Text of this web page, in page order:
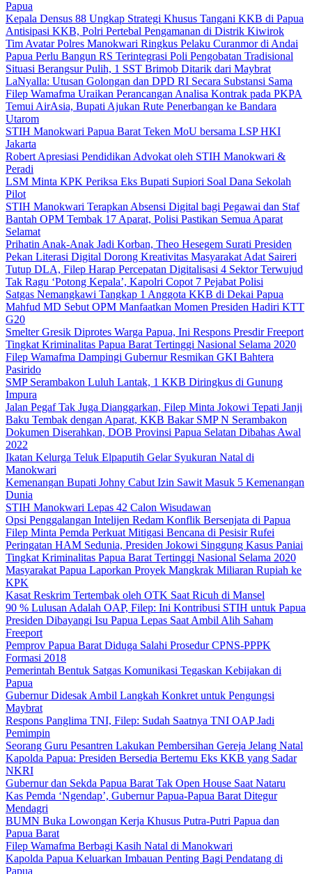
Papua
Kepala Densus 88 Ungkap Strategi Khusus Tangani KKB di Papua
Antisipasi KKB, Polri Pertebal Pengamanan di Distrik Kiwirok
Tim Avatar Polres Manokwari Ringkus Pelaku Curanmor di Andai
Papua Perlu Bangun RS Terintegrasi Poli Pengobatan Tradisional
Situasi Berangsur Pulih, 1 SST Brimob Ditarik dari Maybrat
LaNyalla: Utusan Golongan dan DPD RI Secara Substansi Sama
Filep Wamafma Uraikan Perancangan Analisa Kontrak pada PKPA
Temui AirAsia, Bupati Ajukan Rute Penerbangan ke Bandara
Utarom
STIH Manokwari Papua Barat Teken MoU bersama LSP HKI
Jakarta
Robert Apresiasi Pendidikan Advokat oleh STIH Manokwari &
Peradi
LSM Minta KPK Periksa Eks Bupati Supiori Soal Dana Sekolah
Pilot
STIH Manokwari Terapkan Absensi Digital bagi Pegawai dan Staf
Bantah OPM Tembak 17 Aparat, Polisi Pastikan Semua Aparat
Selamat
Prihatin Anak-Anak Jadi Korban, Theo Hesegem Surati Presiden
Pekan Literasi Digital Dorong Kreativitas Masyarakat Adat Saireri
Tutup DLA, Filep Harap Percepatan Digitalisasi 4 Sektor Terwujud
Tak Ragu ‘Potong Kepala’, Kapolri Copot 7 Pejabat Polisi
Satgas Nemangkawi Tangkap 1 Anggota KKB di Dekai Papua
Mahfud MD Sebut OPM Manfaatkan Momen Presiden Hadiri KTT
G20
Smelter Gresik Diprotes Warga Papua, Ini Respons Presdir Freeport
Tingkat Kriminalitas Papua Barat Tertinggi Nasional Selama 2020
Filep Wamafma Dampingi Gubernur Resmikan GKI Bahtera
Pasirido
SMP Serambakon Luluh Lantak, 1 KKB Diringkus di Gunung
Impura
Jalan Pegaf Tak Juga Dianggarkan, Filep Minta Jokowi Tepati Janji
Baku Tembak dengan Aparat, KKB Bakar SMP N Serambakon
Dokumen Diserahkan, DOB Provinsi Papua Selatan Dibahas Awal
2022
Ikatan Kelurga Teluk Elpaputih Gelar Syukuran Natal di
Manokwari
Kemenangan Bupati Johny Cabut Izin Sawit Masuk 5 Kemenangan
Dunia
STIH Manokwari Lepas 42 Calon Wisudawan
Opsi Penggalangan Intelijen Redam Konflik Bersenjata di Papua
Filep Minta Pemda Perkuat Mitigasi Bencana di Pesisir Rufei
Peringatan HAM Sedunia, Presiden Jokowi Singgung Kasus Paniai
Tingkat Kriminalitas Papua Barat Tertinggi Nasional Selama 2020
Masyarakat Papua Laporkan Proyek Mangkrak Miliaran Rupiah ke
KPK
Kasat Reskrim Tertembak oleh OTK Saat Ricuh di Mansel
90 % Lulusan Adalah OAP, Filep: Ini Kontribusi STIH untuk Papua
Presiden Dibayangi Isu Papua Lepas Saat Ambil Alih Saham
Freeport
Pemprov Papua Barat Diduga Salahi Prosedur CPNS-PPPK
Formasi 2018
Pemerintah Bentuk Satgas Komunikasi Tegaskan Kebijakan di
Papua
Gubernur Didesak Ambil Langkah Konkret untuk Pengungsi
Maybrat
Respons Panglima TNI, Filep: Sudah Saatnya TNI OAP Jadi
Pemimpin
Seorang Guru Pesantren Lakukan Pembersihan Gereja Jelang Natal
Kapolda Papua: Presiden Bersedia Bertemu Eks KKB yang Sadar
NKRI
Gubernur dan Sekda Papua Barat Tak Open House Saat Nataru
Kas Pemda ‘Ngendap’, Gubernur Papua-Papua Barat Ditegur
Mendagri
BUMN Buka Lowongan Kerja Khusus Putra-Putri Papua dan
Papua Barat
Filep Wamafma Berbagi Kasih Natal di Manokwari
Kapolda Papua Keluarkan Imbauan Penting Bagi Pendatang di
Papua